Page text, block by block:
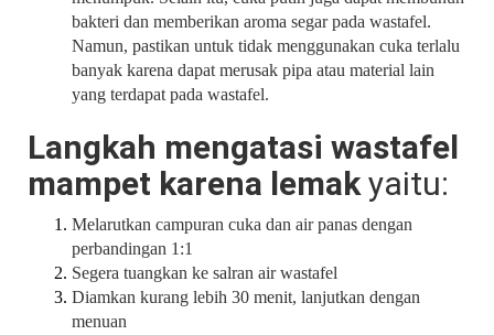
bakteri dan memberikan aroma segar pada wastafel.
Namun, pastikan untuk tidak menggunakan cuka terlalu
banyak karena dapat merusak pipa atau material lain
yang terdapat pada wastafel.
Langkah mengatasi wastafel
mampet karena lemakyaitu:
Melarutkan campuran cuka dan air panas dengan
perbandingan 1:1
Segera tuangkan ke salran air wastafel
Diamkan kurang lebih 30 menit, lanjutkan dengan
menuan